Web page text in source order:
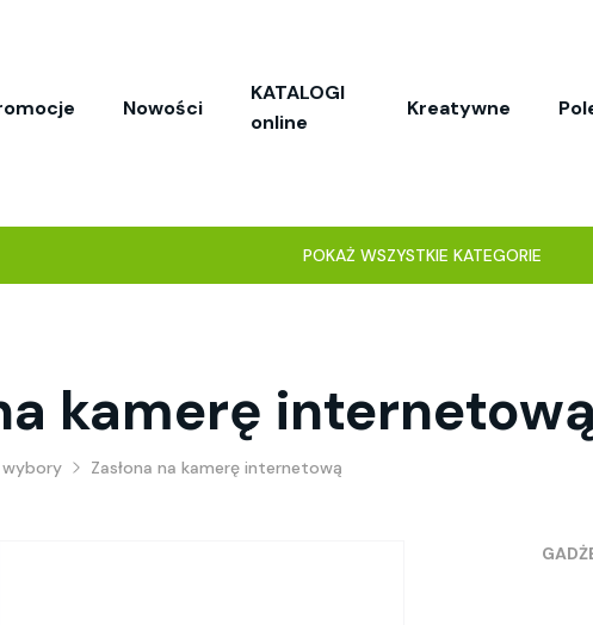
Nowości
KATALOGI
online
Kreatywne
POKAŻ WSZYSTKIE KATEGORIE
kamerę internetową
Zasłona na kamerę internetową